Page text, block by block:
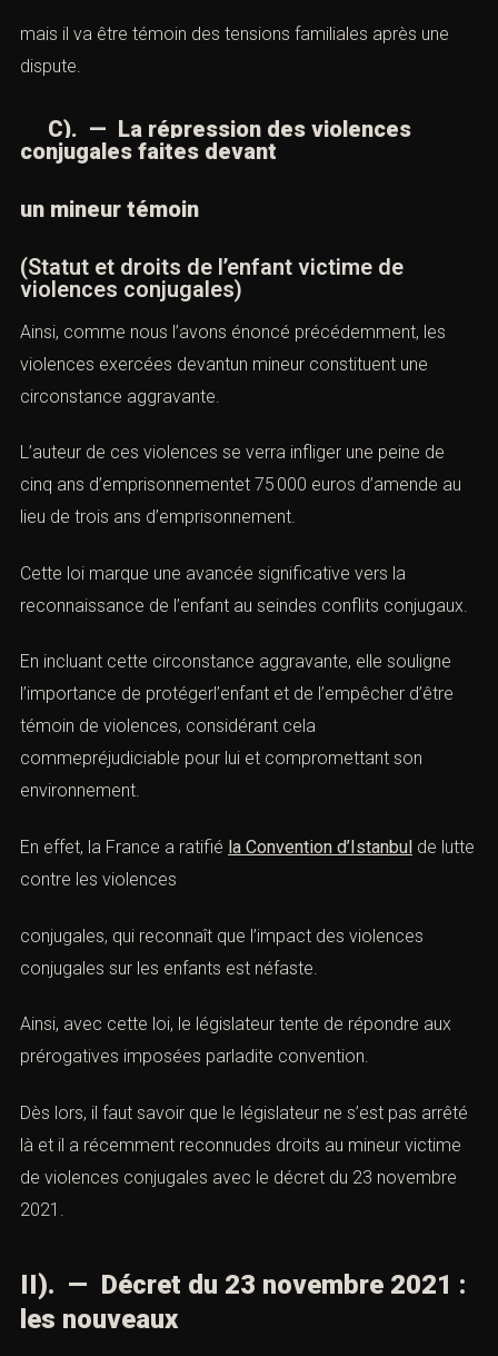
mais il va être témoin des tensions familiales après une
dispute.
C). — La répression des violences
conjugales faites devant
un mineur témoin
(Statut et droits de l’enfant victime de
violences conjugales)
Ainsi, comme nous l’avons énoncé précédemment, les
violences exercées devantun mineur constituent une
circonstance aggravante
L’auteur de ces violences se verra infliger une peine de
cinq ans d’emprisonnementet 75 000 euros d’amende au
lieu de trois ans d’emprisonnement.
Cette loi marque une avancée significative vers la
reconnaissance de l’enfant au seindes conflits conjugaux.
En incluant cette circonstance aggravante, elle souligne
l’importance de protégerl’enfant et de l’empêcher d’être
témoin de violences, considérant cela
commepréjudiciable pour lui et compromettant son
environnement.
En effet, la France a ratifié la Convention d’Istanbul de lutte
contre les violences
conjugales, qui reconnaît que l’impact des violences
conjugales sur les enfants est néfaste.
Ainsi, avec cette loi, le législateur tente de répondre aux
prérogatives imposées parladite convention.
Dès lors, il faut savoir que le législateur ne s’est pas arrêté
là et il a récemment reconnudes droits au mineur victime
de violences conjugales avec le décret du 23 novembre
2021.
II). — Décret du 23 novembre 2021 :
les nouveaux